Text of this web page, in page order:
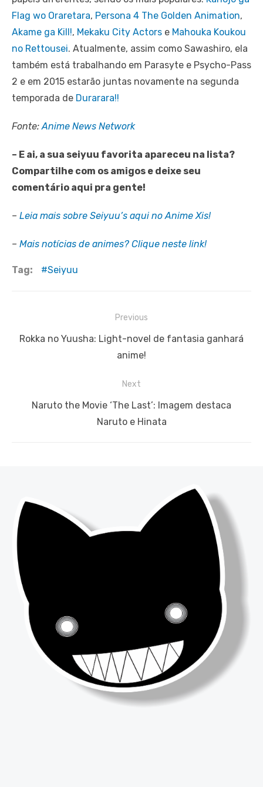
Flag wo Oraretara, Persona 4 The Golden Animation,
Akame ga Kill!, Mekaku City Actors e Mahouka Koukou
no Rettousei. Atualmente, assim como Sawashiro, ela
também está trabalhando em Parasyte e Psycho-Pass
2 e em 2015 estarão juntas novamente na segunda
temporada de Durarara!!
Fonte:Anime News Network
– E ai, a sua seiyuu favorita apareceu na lista?
Compartilhe com os amigos e deixe seu
comentário aqui pra gente!
– Leia mais sobre Seiyuu’s aqui no Anime Xis!
– Mais notícias de animes? Clique neste link!
Tag: Seiyuu
de
Previous
Previous
Rokka no Yuusha: Light-novel de fantasia ganhará
anime!
Next
NextNaruto the Movie ‘The Last’: Imagem destaca
Naruto e Hinata